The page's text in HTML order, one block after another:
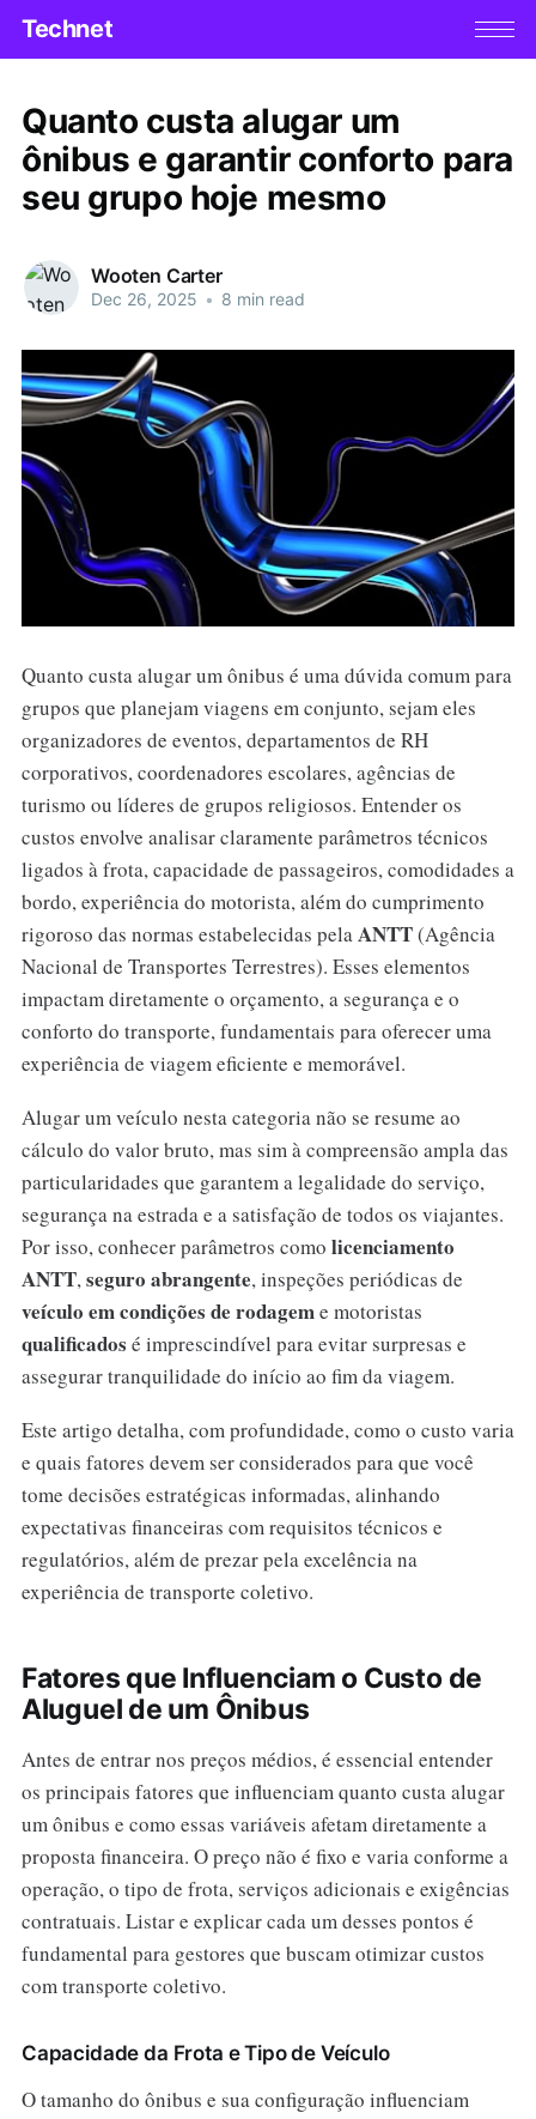
Technet
Quanto custa alugar um
ônibus e garantir conforto para
seu grupo hoje mesmo
Wooten Carter
Dec 26, 2025 • 8 min read
Quanto custa alugar um ônibus é uma dúvida comum para
grupos que planejam viagens em conjunto, sejam eles
organizadores de eventos, departamentos de RH
corporativos, coordenadores escolares, agências de
turismo ou líderes de grupos religiosos. Entender os
custos envolve analisar claramente parâmetros técnicos
ligados à frota, capacidade de passageiros, comodidades a
bordo, experiência do motorista, além do cumprimento
rigoroso das normas estabelecidas pelaANTT(Agência
Nacional de Transportes Terrestres). Esses elementos
impactam diretamente o orçamento, a segurança e o
conforto do transporte, fundamentais para oferecer uma
experiência de viagem eficiente e memorável.
Alugar um veículo nesta categoria não se resume ao
cálculo do valor bruto, mas sim à compreensão ampla das
particularidades que garantem a legalidade do serviço,
segurança na estrada e a satisfação de todos os viajantes.
Por isso, conhecer parâmetros como licenciamento
ANTT,seguro abrangente, inspeções periódicas de
veículo em condições de rodageme motoristas
qualificados é imprescindível para evitar surpresas e
assegurar tranquilidade do início ao fim da viagem.
Este artigo detalha, com profundidade, como o custo varia
e quais fatores devem ser considerados para que você
tome decisões estratégicas informadas, alinhando
expectativas financeiras com requisitos técnicos e
regulatórios, além de prezar pela excelência na
experiência de transporte coletivo.
Fatores que Influenciam o Custo de
Aluguel de um Ônibus
Antes de entrar nos preços médios, é essencial entender
os principais fatores que influenciam quanto custa alugar
um ônibus e como essas variáveis afetam diretamente a
proposta financeira. O preço não é fixo e varia conforme a
operação, o tipo de frota, serviços adicionais e exigências
contratuais. Listar e explicar cada um desses pontos é
fundamental para gestores que buscam otimizar custos
com transporte coletivo.
Capacidade da Frota e Tipo de Veículo
O tamanho do ônibus e sua configuração influenciam